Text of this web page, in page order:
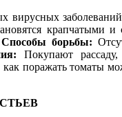
вирусных
крапчатыми
Способы борьбы:
Покупают
поражать томаты